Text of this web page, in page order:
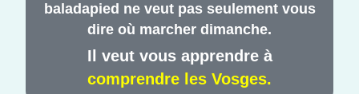
baladapied ne veut pas seulement vous
dire où marcher dimanche.
Il veut vous apprendre à
comprendre les Vosges.